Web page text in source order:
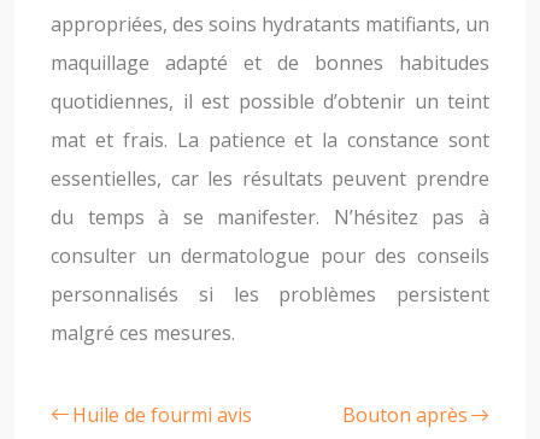
appropriées, des soins hydratants matifiants, un
maquillage adapté et de bonnes habitudes
quotidiennes, il est possible d’obtenir un teint
mat et frais. La patience et la constance sont
essentielles, car les résultats peuvent prendre
du temps à se manifester. N’hésitez pas à
consulter un dermatologue pour des conseils
personnalisés si les problèmes persistent
malgré ces mesures.
Huile de fourmi avis
Bouton après